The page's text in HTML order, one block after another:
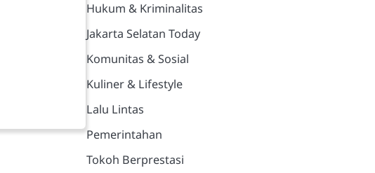
Hukum & Kriminalitas
Jakarta Selatan Today
Komunitas & Sosial
Kuliner & Lifestyle
Lalu Lintas
Pemerintahan
Tokoh Berprestasi